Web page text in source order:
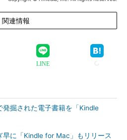
関連情報
LINE
掘された電子書籍を「Kindle
早に「Kindle for Mac」もリリース